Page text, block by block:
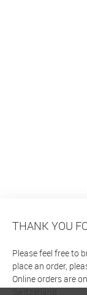
THANK YOU
Please feel free to
place an order,
Online orders are
Switzerland